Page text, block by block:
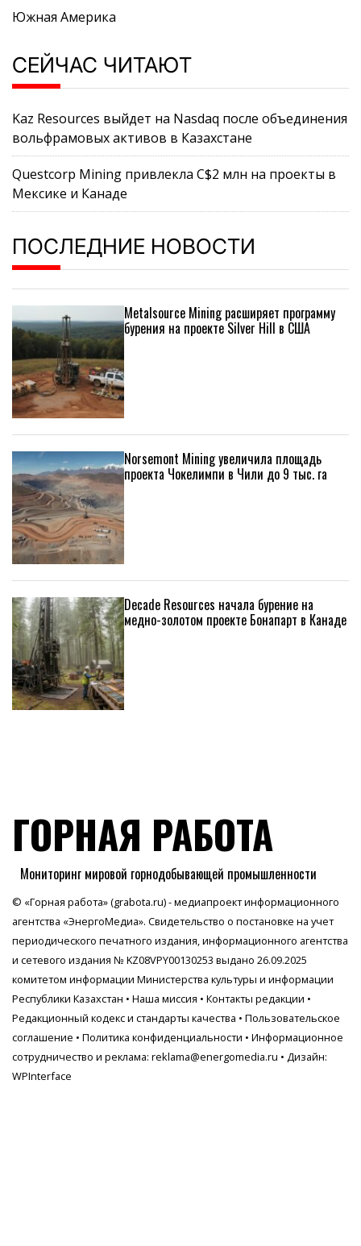
Южная Америка
СЕЙЧАС ЧИТАЮТ
Kaz Resources выйдет на Nasdaq после объединения
вольфрамовых активов в Казахстане
Questcorp Mining привлекла C$2 млн на проекты в
Мексике и Канаде
ПОСЛЕДНИЕ НОВОСТИ
Metalsource Mining расширяет программу
бурения на проекте Silver Hill в США
Norsemont Mining увеличила площадь
проекта Чокелимпи в Чили до 9 тыс. га
Decade Resources начала бурение на
медно-золотом проекте Бонапарт в Канаде
ГОРНАЯ РАБОТА
Мониторинг мировой горнодобывающей промышленности
© «Горная работа» (grabota.ru) - медиапроект информационного
агентства «ЭнергоМедиа». Свидетельство о постановке на учет
периодического печатного издания, информационного агентства
и сетевого издания № KZ08VPY00130253 выдано 26.09.2025
комитетом информации Министерства культуры и информации
Республики Казахстан • Наша миссия • Контакты редакции •
Редакционный кодекс и стандарты качества • Пользовательское
соглашение • Политика конфиденциальности • Информационное
сотрудничество и реклама: reklama@energomedia.ru • Дизайн:
WPInterface